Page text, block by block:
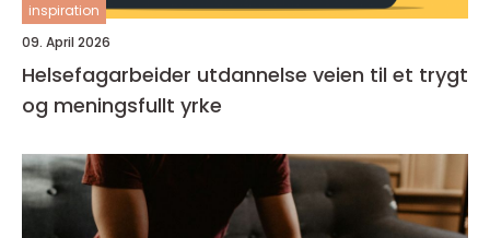
inspiration
09. April 2026
Helsefagarbeider utdannelse veien til et trygt
og meningsfullt yrke